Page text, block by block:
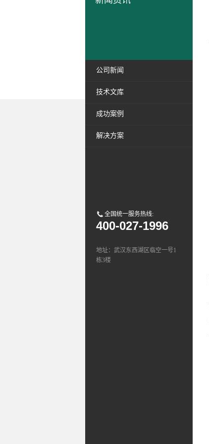
公司新闻
技术文库
成功案例
解决方案
全国统一服务热线:
400-027-1996
地址：武汉东西湖区临空一号1
栋3楼